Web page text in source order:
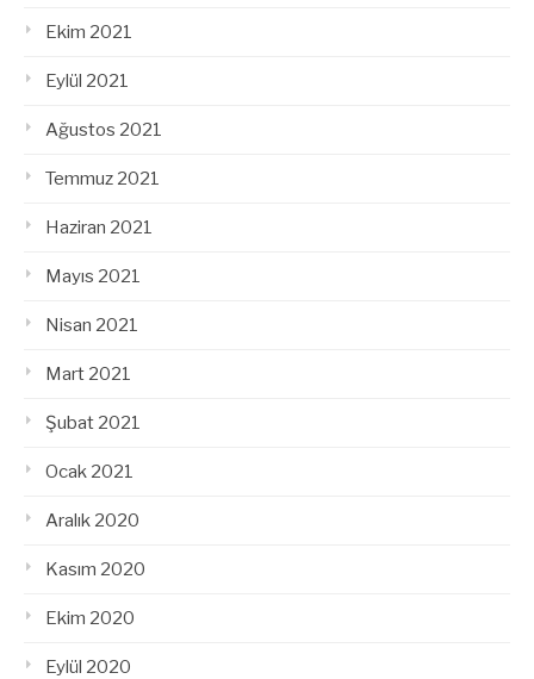
Ekim 2021
Eylül 2021
Ağustos 2021
Temmuz 2021
Haziran 2021
Mayıs 2021
Nisan 2021
Mart 2021
Şubat 2021
Ocak 2021
Aralık 2020
Kasım 2020
Ekim 2020
Eylül 2020